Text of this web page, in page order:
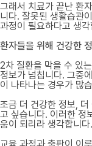
그래서 치료가 끝난 환
니다. 잘못된 생활습관
과정이 필요하다고 생
환자들을 위해 건강한
2차 질환을 막을 수 있
정보가 넘칩니다. 그중
이 나타나는 경우가 많
조금 더 건강한 정보,
고 싶습니다. 이러한 정
움이 되리라 생각합니다.